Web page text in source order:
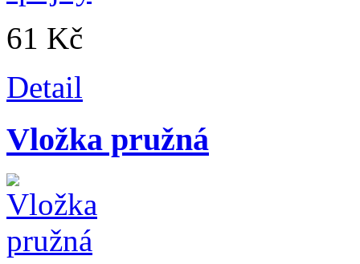
61 Kč
Detail
Vložka pružná